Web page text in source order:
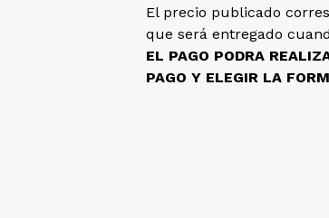
El precio publicado
que será entregado
EL PAGO PODRA
PAGO Y ELEGIR LA